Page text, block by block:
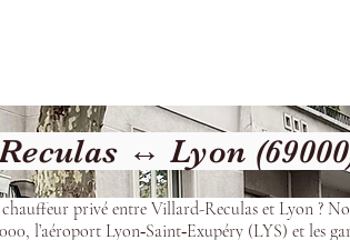
↔ Lyon
chauffeur privé entre Villard-Reculas et Lyon ?
l’aéroport Lyon‑Saint‑Exupéry (LYS) et les